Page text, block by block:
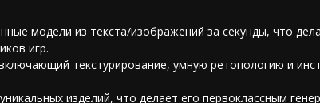
модели из текста/изображений за секунды, что
игр.
текстурирование, умную ретопологию и
изделий, что делает его первоклассным